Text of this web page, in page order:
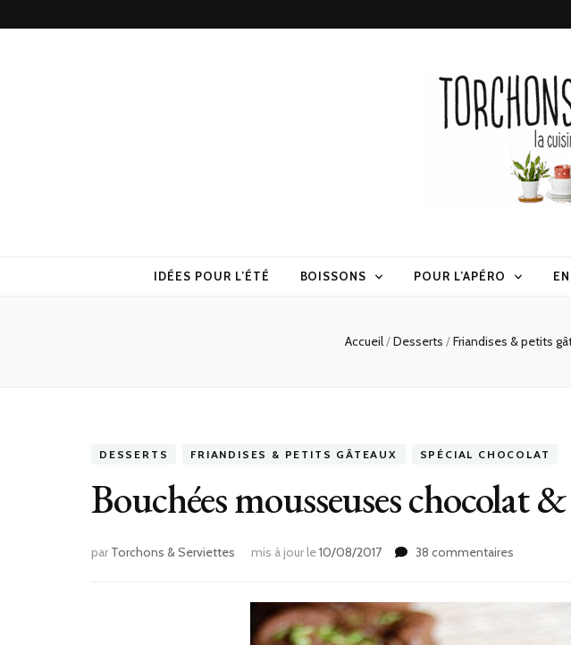
IDÉES POUR L’ÉTÉ BOISSONS POUR L’APÉRO
Accueil/Desserts /Friandises & petits
DESSERTS FRIANDISES & PETITS GÂTEAUX SPÉCIAL CHOCOLAT
Bouchées mousseuses chocolat
par Torchons & Serviettes mis à jour le10/08/2017 38 commentaires
chocolat